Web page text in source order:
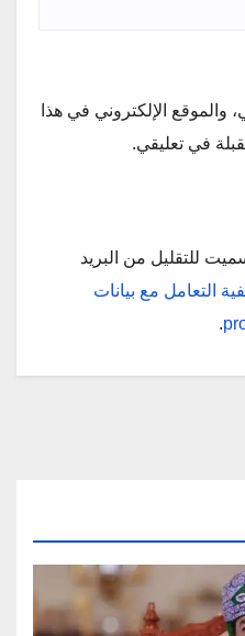
والموقع الإلكتروني في هذا
في تعليقي.
للتقليل من البريد
التعامل مع بيانات
.